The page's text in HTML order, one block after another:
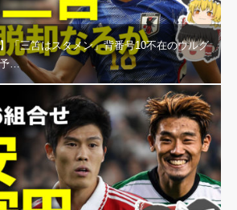
「三笘はスタメン」背番号10不在のウルグ
予…